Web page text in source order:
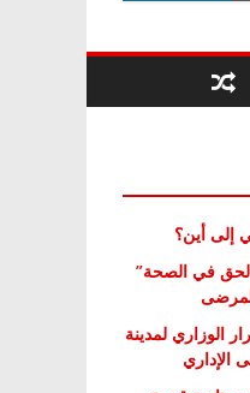
إلى أين؟
في الصحة”
الوزاري لمدينة
الإداري